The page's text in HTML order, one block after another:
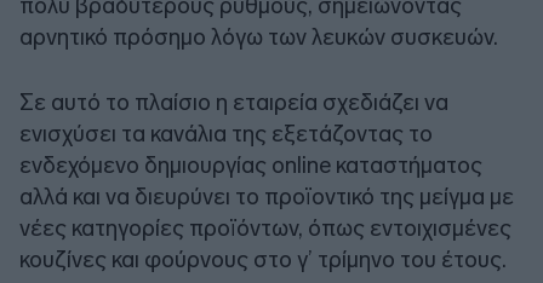
αρνητικό πρόσημο λόγω των λευκών συσκευών.
Σε αυτό το πλαίσιο η εταιρεία σχεδιάζει να
ενισχύσει τα κανάλια της εξετάζοντας το
ενδεχόμενο δημιουργίας online καταστήματος
αλλά και να διευρύνει το προϊοντικό της μείγμα με
νέες κατηγορίες προϊόντων, όπως εντοιχισμένες
κουζίνες και φούρνους στο γ’ τρίμηνο του έτους.